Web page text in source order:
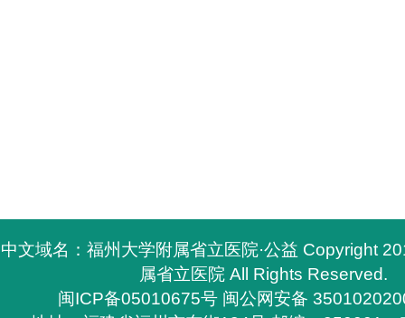
中文域名：福州大学附属省立医院·公益 Copyright
属省立医院 All Rights Reserved.
闽ICP备05010675号 闽公网安备